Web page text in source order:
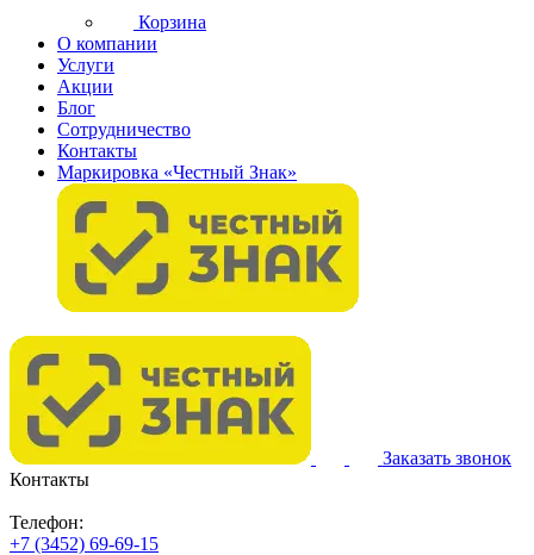
Корзина
О компании
Услуги
Акции
Блог
Сотрудничество
Контакты
Маркировка «Честный Знак»
Заказать звонок
Контакты
Телефон:
+7 (3452) 69-69-15